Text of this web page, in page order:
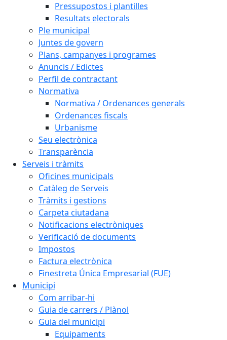
Pressupostos i plantilles
Resultats electorals
Ple municipal
Juntes de govern
Plans, campanyes i programes
Anuncis / Edictes
Perfil de contractant
Normativa
Normativa / Ordenances generals
Ordenances fiscals
Urbanisme
Seu electrònica
Transparència
Serveis i tràmits
Oficines municipals
Catàleg de Serveis
Tràmits i gestions
Carpeta ciutadana
Notificacions electròniques
Verificació de documents
Impostos
Factura electrònica
Finestreta Única Empresarial (FUE)
Municipi
Com arribar-hi
Guia de carrers / Plànol
Guia del municipi
Equipaments